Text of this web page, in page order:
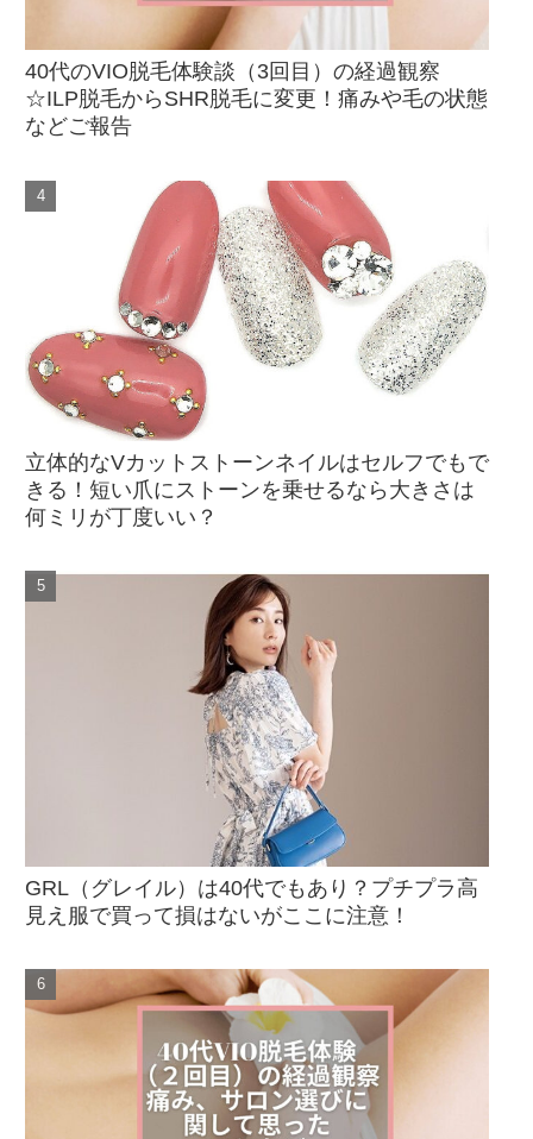
40代のVIO脱毛体験談（3回目）の経過観察
☆ILP脱毛からSHR脱毛に変更！痛みや毛の状態
などご報告
立体的なVカットストーンネイルはセルフでもで
きる！短い爪にストーンを乗せるなら大きさは
何ミリが丁度いい？
GRL（グレイル）は40代でもあり？プチプラ高
見え服で買って損はないがここに注意！